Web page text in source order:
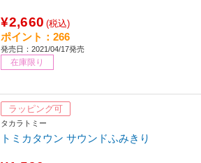
¥2,660 (税込)
ポイント：266
発売日：2021/04/17発売
在庫限り
ラッピング可
タカラトミー
トミカタウン サウンドふみきり